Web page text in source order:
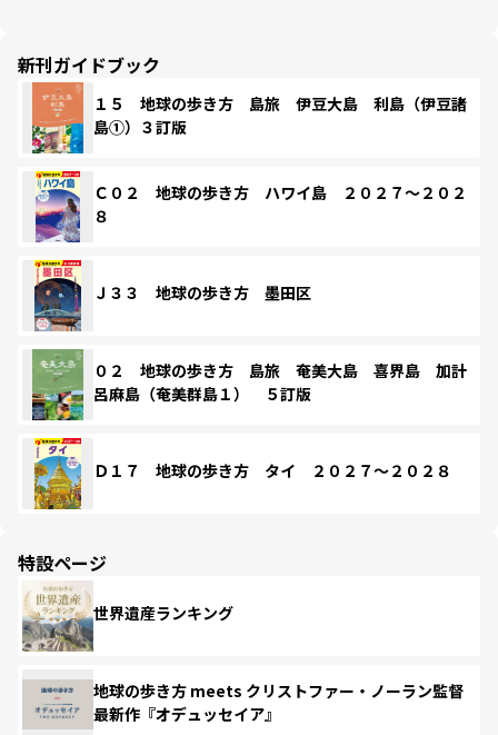
新刊ガイドブック
１５ 地球の歩き方 島旅 伊豆大島 利島（伊豆諸
島①）３訂版
Ｃ０２ 地球の歩き方 ハワイ島 ２０２７～２０２
８
Ｊ３３ 地球の歩き方 墨田区
０２ 地球の歩き方 島旅 奄美大島 喜界島 加計
呂麻島（奄美群島１） ５訂版
Ｄ１７ 地球の歩き方 タイ ２０２７～２０２８
特設ページ
世界遺産ランキング
地球の歩き方 meets クリストファー・ノーラン監督
最新作『オデュッセイア』